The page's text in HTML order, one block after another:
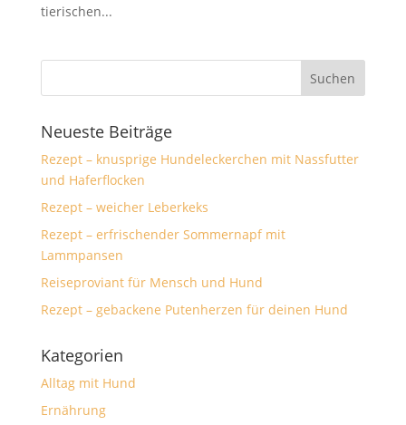
tierischen...
Neueste Beiträge
Rezept – knusprige Hundeleckerchen mit Nassfutter
und Haferflocken
Rezept – weicher Leberkeks
Rezept – erfrischender Sommernapf mit
Lammpansen
Reiseproviant für Mensch und Hund
Rezept – gebackene Putenherzen für deinen Hund
Kategorien
Alltag mit Hund
Ernährung